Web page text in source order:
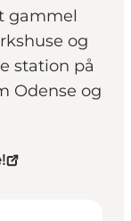
gammel
og
station på
Odense og